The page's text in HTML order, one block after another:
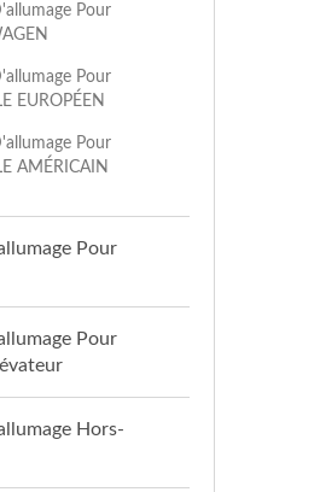
Pour
Pour
EUROPÉEN
Pour
AMÉRICAIN
Pour
Pour
Hors-